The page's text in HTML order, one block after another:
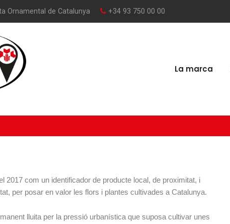
Ornamental de Catalunya +34 93 750 00 00
La marca
2017 com un identificador de producte local, de proximitat, i
per posar en valor les flors i plantes cultivades a Catalunya.
lluita per la pressió urbanística que suposa cultivar unes